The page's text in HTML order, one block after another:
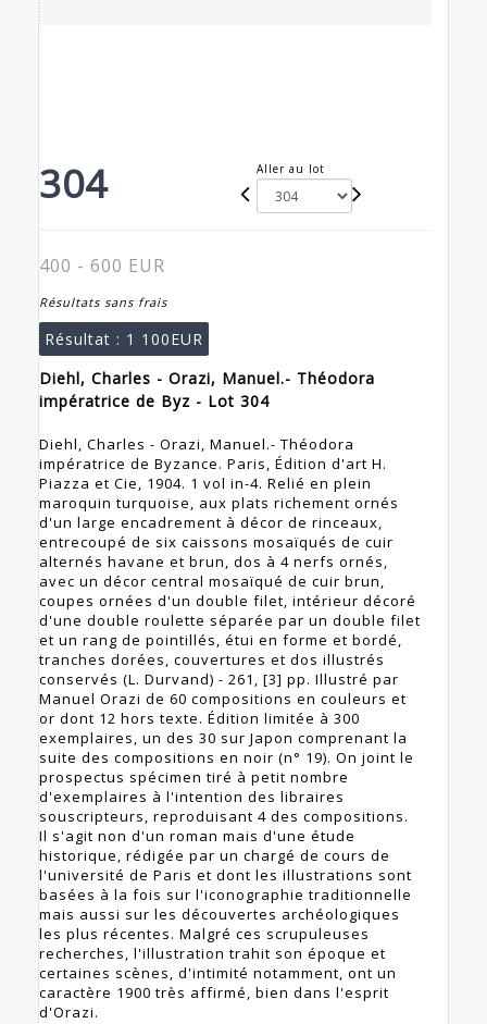
304 Aller au lot
400 - 600 EUR
Résultats sans frais
Résultat : 1 100EUR
Diehl, Charles - Orazi, Manuel.- Théodora
impératrice de Byz - Lot 304
Diehl, Charles - Orazi, Manuel.- Théodora
impératrice de Byzance. Paris, Édition d'art H.
Piazza et Cie, 1904. 1 vol in-4. Relié en plein
maroquin turquoise, aux plats richement ornés
d'un large encadrement à décor de rinceaux,
entrecoupé de six caissons mosaïqués de cuir
alternés havane et brun, dos à 4 nerfs ornés,
avec un décor central mosaïqué de cuir brun,
coupes ornées d'un double filet, intérieur décoré
d'une double roulette séparée par un double filet
et un rang de pointillés, étui en forme et bordé,
tranches dorées, couvertures et dos illustrés
conservés (L. Durvand) - 261, [3] pp. Illustré par
Manuel Orazi de 60 compositions en couleurs et
or dont 12 hors texte. Édition limitée à 300
exemplaires, un des 30 sur Japon comprenant la
suite des compositions en noir (n° 19). On joint le
prospectus spécimen tiré à petit nombre
d'exemplaires à l'intention des libraires
souscripteurs, reproduisant 4 des compositions.
Il s'agit non d'un roman mais d'une étude
historique, rédigée par un chargé de cours de
l'université de Paris et dont les illustrations sont
basées à la fois sur l'iconographie traditionnelle
mais aussi sur les découvertes archéologiques
les plus récentes. Malgré ces scrupuleuses
recherches, l'illustration trahit son époque et
certaines scènes, d'intimité notamment, ont un
caractère 1900 très affirmé, bien dans l'esprit
d'Orazi.